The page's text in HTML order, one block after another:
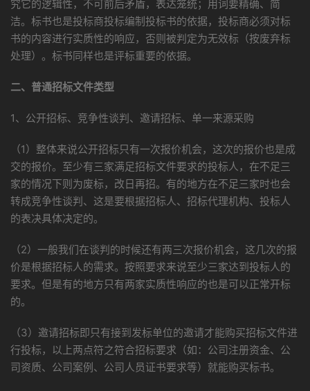
究它的逻辑性，不可前后矛盾，表达笼统；用词要精确、简
洁。标书也是投标商投标编制投标书的依据，投标商必须对标
书的内容进行实质性的响应，否则被判定为无效标（按废弃标
处理）。标书同样也是评标重要的依据。
二、普通招标文件类型
1、公开招标、竞争性谈判、邀请招标、单一来源采购
（1）整体来说公开招标只有一次报价机会，这次的报价也是成
交的报价。至少有三家满足招标文件要求的投标人，在不足三
家的情况下则为废标，改日再招。有的地方在不足三家时也会
转成竞争性谈判、这是要根据招标人、招标代理机构、投标人
的表决具体决定的。
（2）一般我们在谈判的时候还有两三次报价机会，这几次的报
价是根据招标人的需求。按照要求来说至少三家达到投标人的
要求。但是有的地方只有两家实质性响应的也是可以正常开标
的。
（3）邀请招标即只有接到发标单位的邀请才能购买招标文件进
行投标，以上两点符之符合招标要求（如：公司注册资金、公
司资质、公司案例、公司人员证书要求等）就能购买标书。